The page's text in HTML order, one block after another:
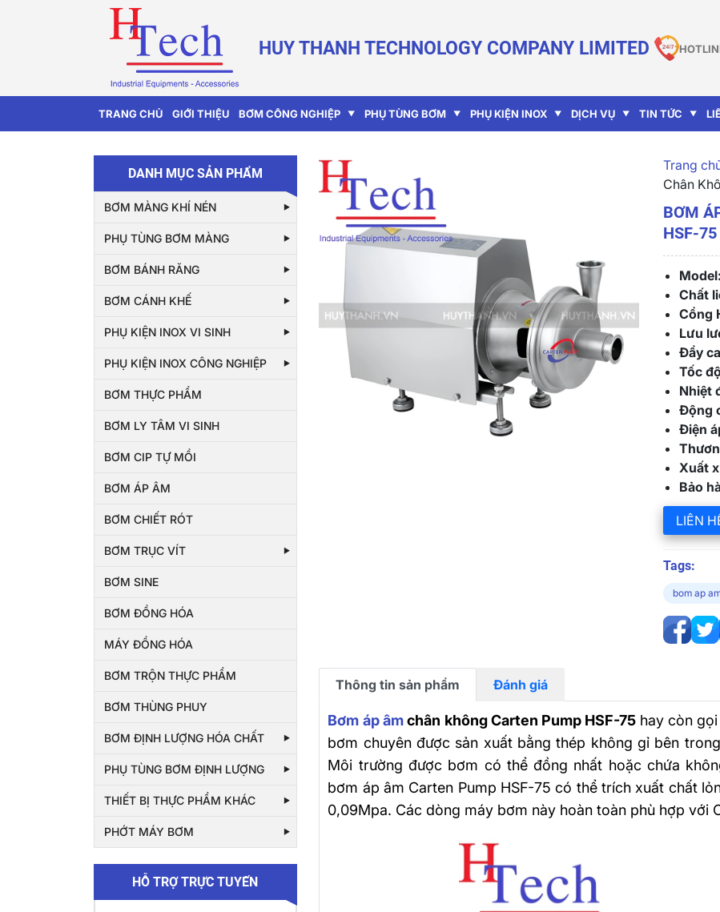
HUY THANH TECHNOLOGY COMPANY LIMITED
TRANG CHỦ GIỚI THIỆU BƠM CÔNG NGHIỆP PHỤ TÙNG BƠM PHỤ KIỆN INOX DỊCH VỤ TIN TỨC
DANH MỤC SẢN PHẨM
BƠM MÀNG KHÍ NÉN
PHỤ TÙNG BƠM MÀNG
BƠM BÁNH RĂNG
BƠM CÁNH KHẾ
PHỤ KIỆN INOX VI SINH
PHỤ KIỆN INOX CÔNG NGHIỆP
BƠM THỰC PHẨM
BƠM LY TÂM VI SINH
BƠM CIP TỰ MỒI
BƠM ÁP ÂM
BƠM CHIẾT RÓT
BƠM TRỤC VÍT
BƠM SINE
BƠM ĐỒNG HÓA
MÁY ĐỒNG HÓA
BƠM TRỘN THỰC PHẨM
BƠM THÙNG PHUY
BƠM ĐỊNH LƯỢNG HÓA CHẤT
PHỤ TÙNG BƠM ĐỊNH LƯỢNG
THIẾT BỊ THỰC PHẨM KHÁC
PHỚT MÁY BƠM
HỖ TRỢ TRỰC TUYẾN
Trang
Chân
BƠM
HSF-75
Model:
Chất
Cổng
Lưu
Đẩy
Tốc
Nhiệt
Động
Điện
Xuất
Bảo
LIÊN
Tags:
bom ap
Thông tin sản phẩm Đánh giá
Bơm áp âmchân không Carten Pump HSF-75 hay còn
bơm chuyên được sản xuất bằng thép không gỉ bên
Môi trường được bơm có thể đồng nhất hoặc chứa
bơm áp âm Carten Pump HSF-75 có thể trích xuất chất
0,09Mpa. Các dòng máy bơm này hoàn toàn phù hợp với